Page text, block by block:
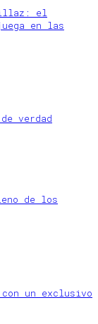
el
en las
verdad
de los
un exclusivo